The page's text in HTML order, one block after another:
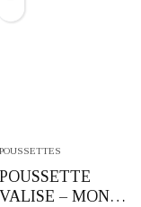
POUSSETTES
POUSSETTE
VALISE – MON